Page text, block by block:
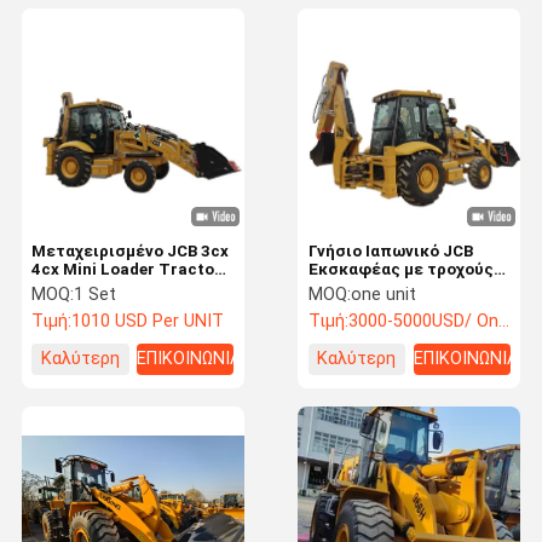
Γνήσιο Ιαπωνικό JCB
Εκσκαφέας με τροχούς
και Έτοιμο προς
Αποστολή
MOQ:one unit
Τιμή:3000-5000USD/ One Unit
Καλύτερη
ΕΠΙΚΟΙΝΩΝΙΑ
Μεταχειρισμένο JCB 3cx
4cx Mini Loader Tractor
99% Αποδοτικό
Τροχοφόρο Μηχάνημα
99% Καινούργιο με
Κινητήρα Isuzu Σε
Απόθεμα
MOQ:1 Set
Τιμή:1010 USD Per UNIT
Καλύτερη
ΕΠΙΚΟΙΝΩΝΙΑ